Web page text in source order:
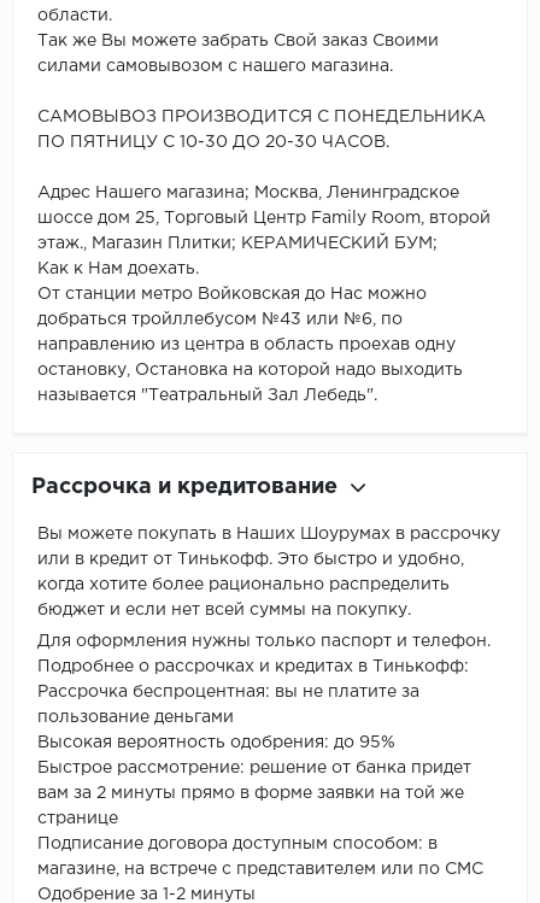
области.
Так же Вы можете забрать Свой заказ Своими
силами самовывозом с нашего магазина.
САМОВЫВОЗ ПРОИЗВОДИТСЯ С ПОНЕДЕЛЬНИКА
ПО ПЯТНИЦУ С 10-30 ДО 20-30 ЧАСОВ.
Адрес Нашего магазина; Москва, Ленинградское
шоссе дом 25, Торговый Центр Family Room, второй
этаж., Магазин Плитки; КЕРАМИЧЕСКИЙ БУМ;
Как к Нам доехать.
От станции метро Войковская до Нас можно
добраться тройллебусом №43 или №6, по
направлению из центра в область проехав одну
остановку, Остановка на которой надо выходить
называется "Театральный Зал Лебедь".
Рассрочка и кредитование
Вы можете покупать в Наших Шоурумах в рассрочку
или в кредит от Тинькофф. Это быстро и удобно,
когда хотите более рационально распределить
бюджет и если нет всей суммы на покупку.
Для оформления нужны только паспорт и телефон.
Подробнее о рассрочках и кредитах в Тинькофф:
Рассрочка беспроцентная: вы не платите за
пользование деньгами
Высокая вероятность одобрения: до 95%
Быстрое рассмотрение: решение от банка придет
вам за 2 минуты прямо в форме заявки на той же
странице
Подписание договора доступным способом: в
магазине, на встрече с представителем или по СМС
Одобрение за 1-2 минуты